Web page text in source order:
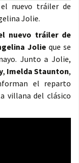
nuevo tráiler de
Jolie.
nuevo tráiler de
Jolie que se
Junto a Jolie,
, Imelda Staunton,
el reparto
villana del clásico